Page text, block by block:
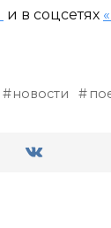
и в соцсетях
новости